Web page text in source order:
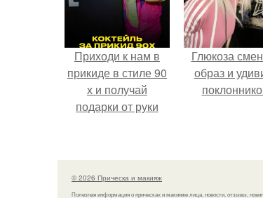
Приходи к нам в
прикиде в стиле 90
х и получай
подарки от руки
Глюкоза
образ и
© 2026 Прическа и макияж
Полезная информация о прическах и макияже лица, новости, отзывы,